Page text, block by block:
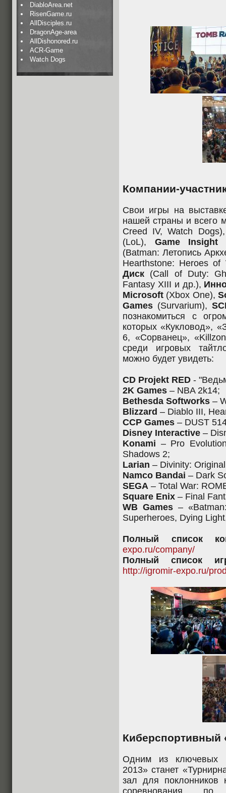
DiabloArea.net
RisenGame.ru
AllDisciples.ru
DragonAge-area
AllDishonored.ru
ACR-Game
Watch Dogs
Компании-
Свои игры на
нашей страны и всего
Creed IV, Watch
(LoL), Game
(Batman: Летопись
Hearthstone: Heroes
Диск (Call of Duty:
Fantasy XIII и др.),
Microsoft (Xbox One),
Games (Survarium),
познакомиться с
которых «Кукловод»,
6, «Сорванец»,
среди игровых
можно будет увидеть:
CD Projekt RED -
2K Games – NBA 2k14;
Bethesda Softworks –
Blizzard – Diablo III,
CCP Games – DUST
Disney Interactive –
Konami – Pro
Shadows 2;
Larian – Divinity:
Namco Bandai – Dark
SEGA – Total War:
Square Enix – Final
WB Games –
Superheroes, Dying
Полный список
expo.ru/company/
Полный список
http://igromir-expo.ru/
Киберспортивный
Одним из ключевых
2013» станет
зал для поклонников
соревнования по